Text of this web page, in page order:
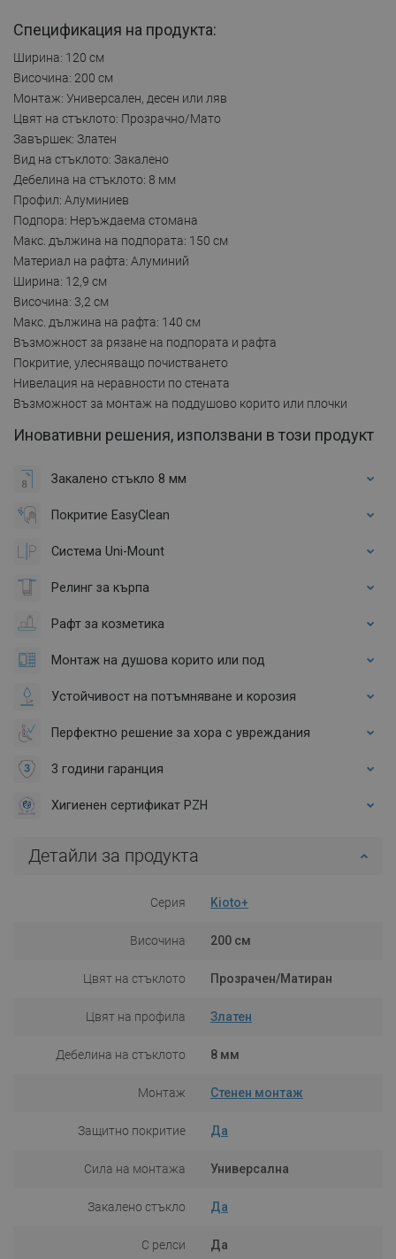
Спецификация на продукта:
Ширина: 120 см
Височина: 200 см
Монтаж: Универсален, десен или ляв
Цвят на стъклото: Прозрачно/Мато
Завършек: Златен
Вид на стъклото: Закалено
Дебелина на стъклото: 8 мм
Профил: Алуминиев
Подпора: Неръждаема стомана
Макс. дължина на подпората: 150 см
Материал на рафта: Aлуминий
Ширина: 12,9 см
Височина: 3,2 см
Макс. дължина на рафта: 140 см
Възможност за рязане на подпората и рафта
Покритие, улесняващо почистването
Нивелация на неравности по стената
Възможност за монтаж на поддушово корито или плочки
Иновативни решения, използвани в този продукт
Закалено стъкло 8 мм
Покритие EasyClean
Система Uni-Mount
Релинг за кърпа
Рафт за козметика
Монтаж на душова корито или под
Устойчивост на потъмняване и корозия
Перфектно решение за хора с увреждания
3 години гаранция
Хигиенен сертификат PZH
Детайли за продукта
Серия Kioto+
Височина 200 см
Цвят на стъклото Прозрачен/Матиран
Цвят на профила Златен
Дебелина на стъклото 8 мм
Монтаж Стенен монтаж
Защитно покритие Да
Сила на монтажа Универсална
Закалено стъкло Да
С релси Да